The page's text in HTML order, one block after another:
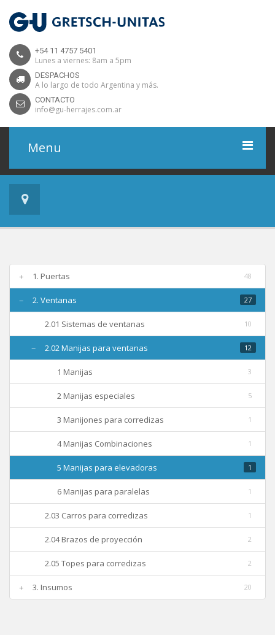
+54 11 4757 5401
Lunes a viernes: 8am a 5pm
DESPACHOS
A lo largo de todo Argentina y más.
CONTACTO
info@gu-herrajes.com.ar
Menu
Home
Productos
Descargas
Nosotros
Contacto
1. Puertas 48
2. Ventanas 27
2.01 Sistemas de ventanas 10
2.02 Manijas para ventanas 12
1 Manijas 3
2 Manijas especiales 5
3 Manijones para corredizas 1
4 Manijas Combinaciones 1
5 Manijas para elevadoras 1
6 Manijas para paralelas 1
2.03 Carros para corredizas 1
2.04 Brazos de proyección 2
2.05 Topes para corredizas 2
3. Insumos 20